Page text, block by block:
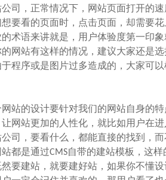
，正常情况下，网站页面打开的速
要看的页面时，点击页面，却需要
术语来讲就是，用户体验度第一印
网站有这样的情况，建议大家还是
程序或是图片过多造成的，大家可
的设计要针对我们的网站自身的特
网站更加的人性化，就比如用户在
司，要看什么，都能直接的找到，
都是通过CMS自带的建站模板，这
要建站，就要建好站，如果你不懂